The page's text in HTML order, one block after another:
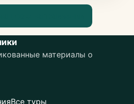
материалы о
Все туры